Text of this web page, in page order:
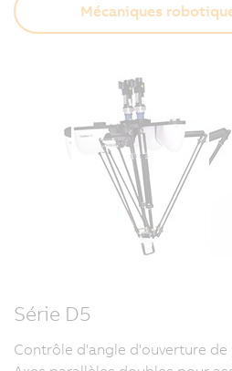
Mécaniques
Série D5
Contrôle d'angle d'ouverture de